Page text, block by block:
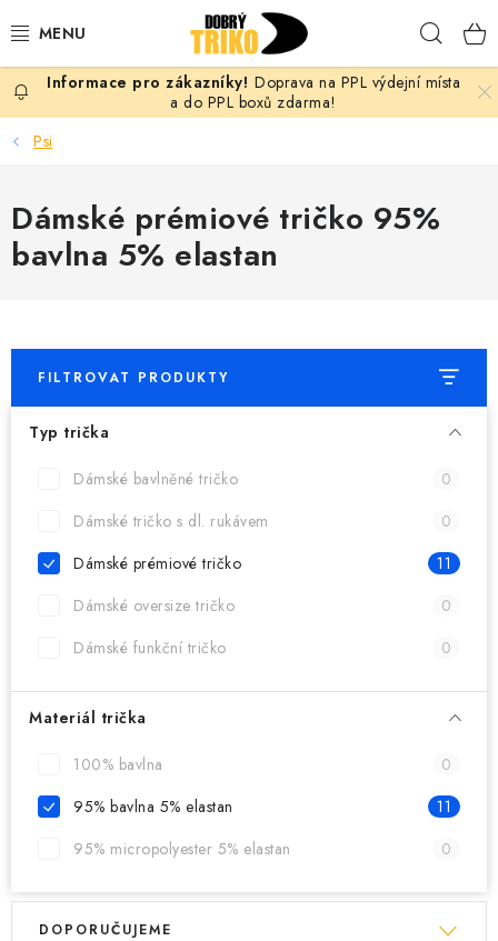
na
PRO ŽENY
PRO MUŽE
PRO DĚTI
DOPLŇKY
VLASTNÍ MOTIV
TRIČKA
OKAMŽITĚ K ODBĚRU
VÁNOCE
Časté otázky
Doprava a platba
Zásady zpracování ochrany osobních údajů
Doprava na PPL výdejní místa
a do PPL boxů zdarma!
Psi
Dámské prémiové tričko 95%
bavlna 5% elastan
FILTROVAT PRODUKTY
Typ trička
Dámské bavlněné tričko
0
Dámské tričko s dl. rukávem
0
Dámské prémiové tričko
11
Dámské oversize tričko
0
Dámské funkční tričko
0
Materiál trička
100% bavlna
0
95% bavlna 5% elastan
11
95% micropolyester 5% elastan
0
V
Ř
DOPORUČUJEME